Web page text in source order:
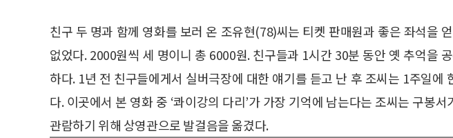
친구 두 명과 함께 영화를 보러 온 조유현(78)씨는 티켓 판매원과 좋은 좌석을
없었다. 2000원씩 세 명이니 총 6000원. 친구들과 1시간 30분 동안 옛 추억을
하다. 1년 전 친구들에게서 실버극장에 대한 얘기를 듣고 난 후 조씨는 1주일에
다. 이곳에서 본 영화 중 ‘콰이강의 다리’가 가장 기억에 남는다는 조씨는 구봉서
관람하기 위해 상영관으로 발걸음을 옮겼다.